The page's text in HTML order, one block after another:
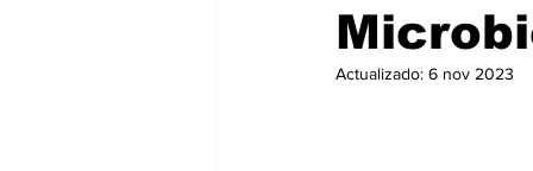
Actualizado: 6 nov 2023